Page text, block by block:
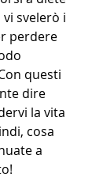
svelerò i
perdere
questi
dire
la vita
cosa
a